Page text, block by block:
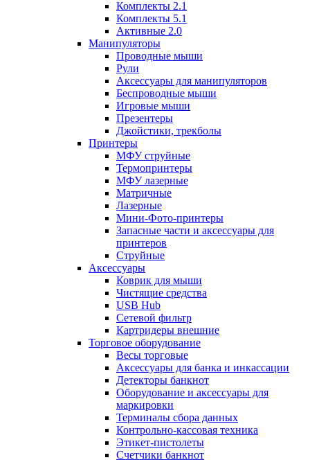
Комплекты 2.1
Комплекты 5.1
Активные 2.0
Манипуляторы
Проводные мыши
Рули
Аксессуары для манипуляторов
Беспроводные мыши
Игровые мыши
Презентеры
Джойстики, трекболы
Принтеры
МФУ струйные
Термопринтеры
МФУ лазерные
Матричные
Лазерные
Мини-Фото-принтеры
Запасные части и аксессуары для
принтеров
Струйные
Аксессуары
Коврик для мыши
Чистящие средства
USB Hub
Сетевой фильтр
Картридеры внешние
Торговое оборудование
Весы торговые
Аксессуары для банка и инкассации
Детекторы банкнот
Оборудование и аксессуары для
маркировки
Терминалы сбора данных
Контрольно-кассовая техника
Этикет-пистолеты
Счетчики банкнот